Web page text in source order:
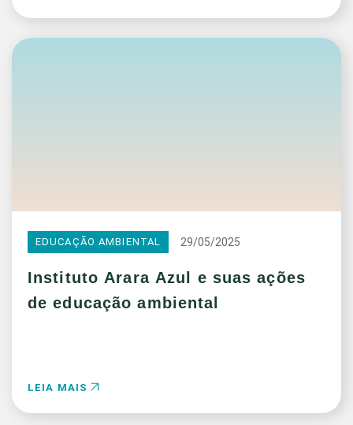
EDUCAÇÃO AMBIENTAL 29/05/2025
Instituto Arara Azul e suas ações
de educação ambiental
LEIA MAIS